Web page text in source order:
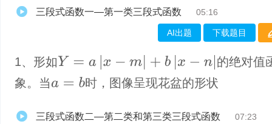
三段式函数一—第一类三段式函数 05:16
AI出题 下载题目
1、形如Y=a |x− m|+ |x−
的绝对值
象。当 a= b 时，图像呈现花盆的形状
三段式函数二—第二类和第三类三段式函数 07:23